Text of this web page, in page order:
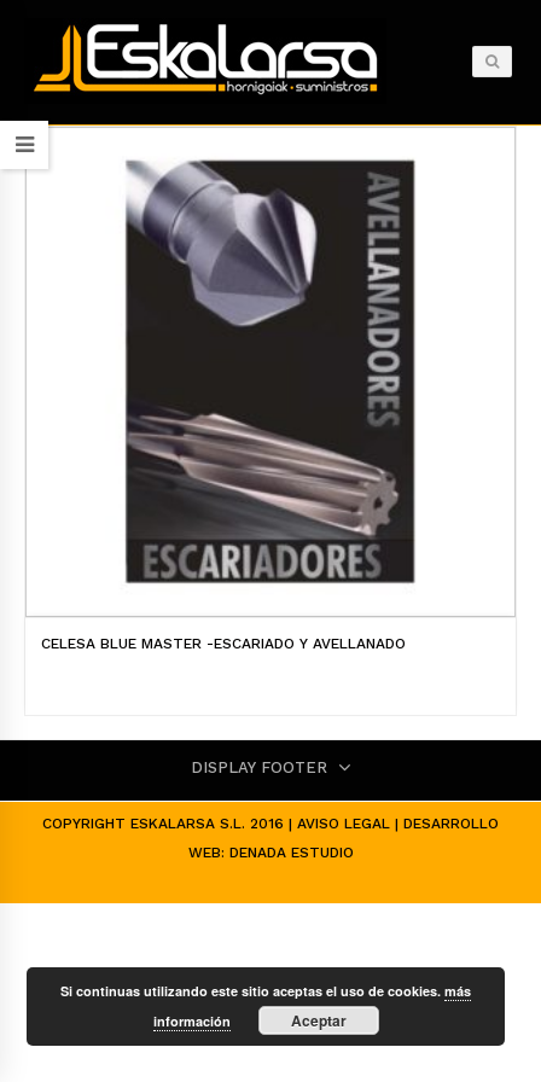
CELESA BLUE MASTER -ESCARIADO Y AVELLANADO
DISPLAY FOOTER
COPYRIGHT ESKALARSA S.L. 2016 | AVISO LEGAL | DESARROLLO
WEB: DENADA ESTUDIO
Si continuas utilizando este sitio aceptas el uso de cookies.más
información
Aceptar